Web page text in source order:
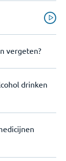
vergeten?
drinken